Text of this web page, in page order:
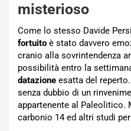
misterioso
Come lo stesso Davide
fortuito è stato davvero
cranio alla sovrintendenza
possibilità entro la
datazione esatta del
senza dubbio di un
appartenente al Paleolitico.
carbonio 14 ed altri studi